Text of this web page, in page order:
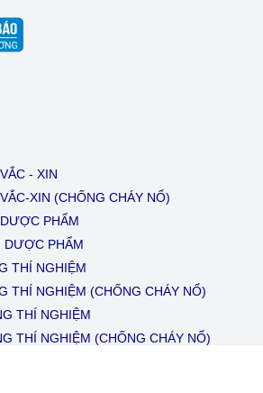
- XIN
XIN (CHỐNG CHÁY NỔ)
PHẨM
DƯỢC PHẨM
THÍ NGHIỆM
THÍ NGHIỆM (CHỐNG CHÁY NỔ)
THÍ NGHIỆM
THÍ NGHIỆM (CHỐNG CHÁY NỔ)